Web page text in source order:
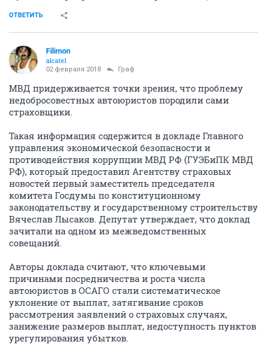
ОТВЕТИТЬ
Filimon
alcatel
02 февраля 2018 Граф
МВД придерживается точки зрения, что проблему
недобросовестных автоюристов породили сами
страховщики.
Такая информация содержится в докладе Главного
управления экономической безопасности и
противодействия коррупции МВД РФ (ГУЭБиПК МВД
РФ), который предоставил Агентству страховых
новостей первый заместитель председателя
комитета Госдумы по конституционному
законодательству и государственному строительству
Вячеслав Лысаков. Депутат утверждает, что доклад
зачитали на одном из межведомственных
совещаний.
Авторы доклада считают, что ключевыми
причинами посредничества и роста числа
автоюристов в ОСАГО стали систематическое
уклонение от выплат, затягивание сроков
рассмотрения заявлений о страховых случаях,
занижение размеров выплат, недоступность пунктов
урегулирования убытков.